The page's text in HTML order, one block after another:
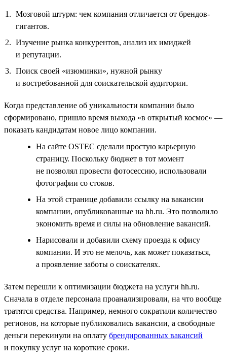
Мозговой штурм: чем компания отличается от брендов-
гигантов.
Изучение рынка конкурентов, анализ их имиджей
и репутации.
Поиск своей «изюминки», нужной рынку
и востребованной для соискательской аудитории.
Когда представление об уникальности компании было
сформировано, пришло время выхода «в открытый космос» —
показать кандидатам новое лицо компании.
На сайте OSTEC сделали простую карьерную
страницу. Поскольку бюджет в тот момент
не позволял провести фотосессию, использовали
фотографии со стоков.
На этой странице добавили ссылку на вакансии
компании, опубликованные на hh.ru. Это позволило
экономить время и силы на обновление вакансий.
Нарисовали и добавили схему проезда к офису
компании. И это не мелочь, как может показаться,
а проявление заботы о соискателях.
Затем перешли к оптимизации бюджета на услуги hh.ru.
Сначала в отделе персонала проанализировали, на что вообще
тратятся средства. Например, немного сократили количество
регионов, на которые публиковались вакансии, а свободные
деньги перекинули на оплату брендированных вакансий
и покупку услуг на короткие сроки.